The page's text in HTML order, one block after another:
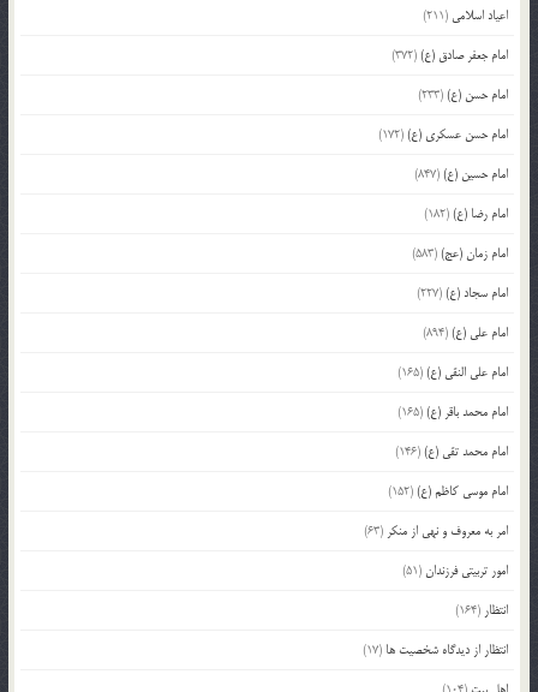
اعیاد اسلامی (211)
امام جعفر صادق (ع)(372)
امام حسن (ع)(233)
امام حسن عسکری (ع)(172)
امام حسین (ع)(847)
امام رضا (ع)(182)
امام زمان (عج)(583)
امام سجاد (ع)(227)
امام علی (ع)(894)
امام علی النقی (ع)(165)
امام محمد باقر (ع)(165)
امام محمد تقی (ع)(146)
امام موسی کاظم (ع)(152)
امر به معروف و نهی از منکر (63)
امور تربیتی فرزندان(51)
انتظار (164)
انتظار از دیدگاه شخصیت ها (17)